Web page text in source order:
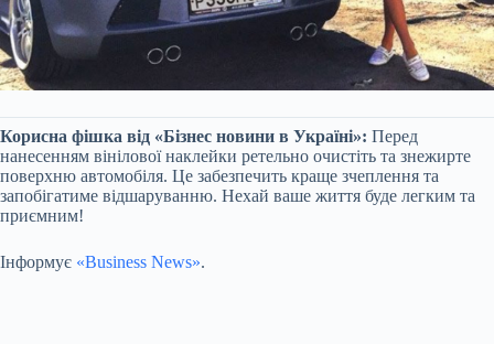
Корисна фішка від «Бізнес новини в Україні»: Перед
нанесенням вінілової наклейки ретельно очистіть та знежирте
поверхню автомобіля. Це забезпечить краще зчеплення та
запобігатиме відшаруванню. Нехай ваше життя буде легким та
приємним!
Інформує «Business News».